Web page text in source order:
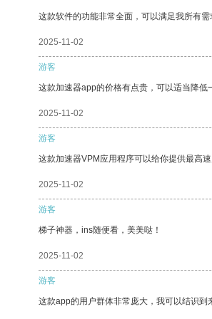
这款软件的功能非常全面，可以满足我所有需
2025-11-02
游客
这款加速器app的价格有点贵，可以适当降低
2025-11-02
游客
这款加速器VPM应用程序可以给你提供最高
2025-11-02
游客
梯子神器，ins随便看，美美哒！
2025-11-02
游客
这款app的用户群体非常庞大，我可以结识到